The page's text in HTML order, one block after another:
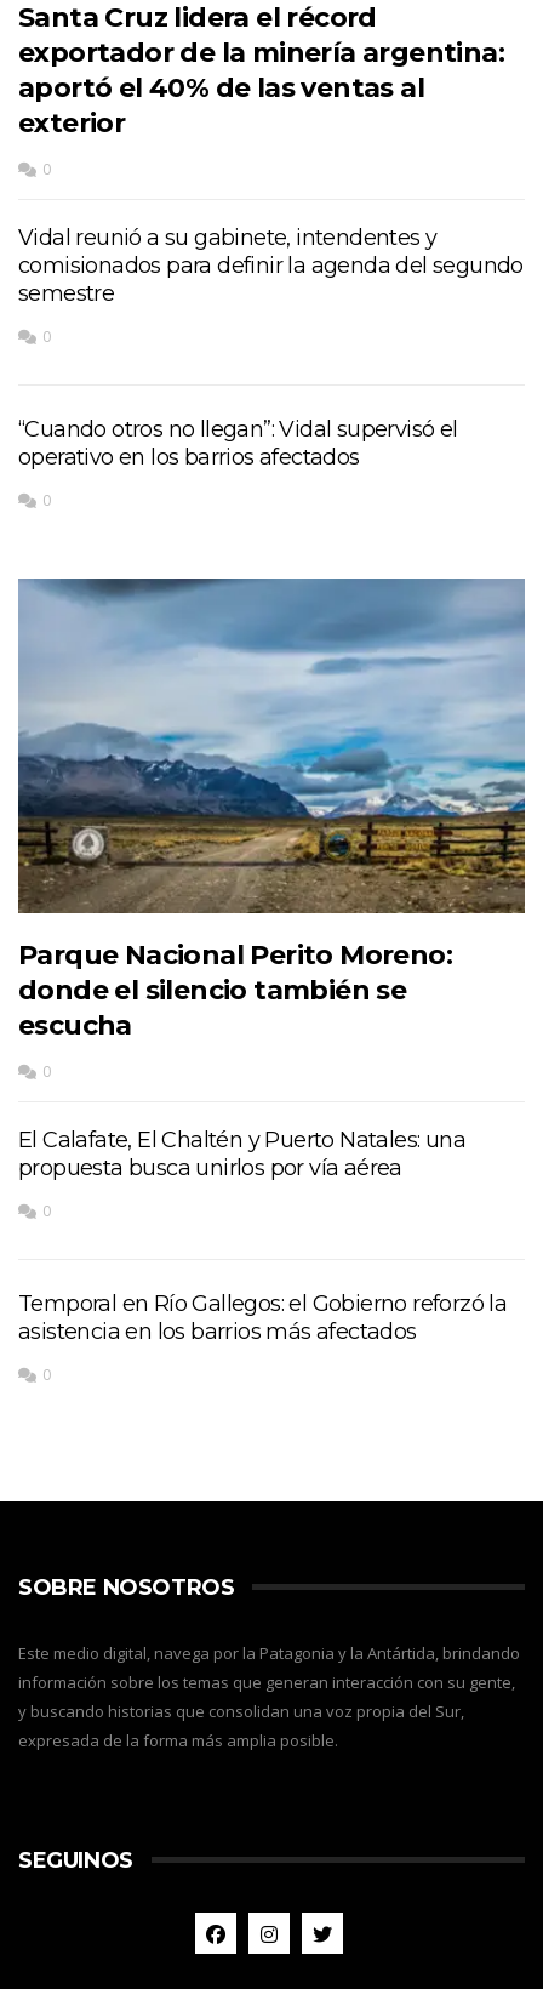
Santa Cruz lidera el récord
exportador de la minería argentina:
aportó el 40% de las ventas al
exterior
0
Vidal reunió a su gabinete, intendentes y
comisionados para definir la agenda del segundo
semestre
0
“Cuando otros no llegan”: Vidal supervisó el
operativo en los barrios afectados
0
Parque Nacional Perito Moreno:
donde el silencio también se
escucha
0
El Calafate, El Chaltén y Puerto Natales: una
propuesta busca unirlos por vía aérea
0
Temporal en Río Gallegos: el Gobierno reforzó la
asistencia en los barrios más afectados
0
SOBRE NOSOTROS
Este medio digital, navega por la Patagonia y la Antártida, brindando
información sobre los temas que generan interacción con su gente,
y buscando historias que consolidan una voz propia del Sur,
expresada de la forma más amplia posible.
SEGUINOS